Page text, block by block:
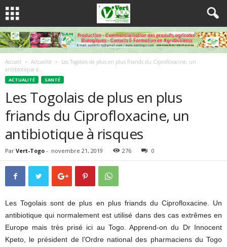
Accueil Actualité
Les Togolais de plus en plus friands du Ciprofloxacine, un
antibiotique à...
ACTUALITÉ SANTÉ
Les Togolais de plus en plus
friands du Ciprofloxacine, un
antibiotique à risques
Par Vert-Togo - novembre 21, 2019 276 0
Les Togolais sont de plus en plus friands du Ciprofloxacine.
Un
antibiotique qui normalement est utilisé dans des cas extrêmes en
Europe mais très prisé ici au Togo.
Apprend-on du Dr Innocent
Kpeto
le président de l’Ordre national des pharmaciens du Togo